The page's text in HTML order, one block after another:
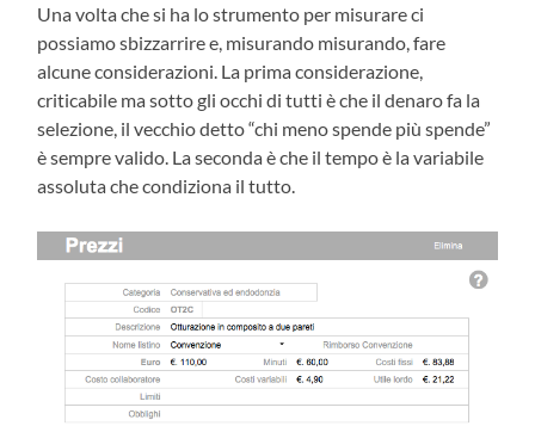
Una volta che si ha lo strumento per misurare ci
possiamo sbizzarrire e, misurando misurando, fare
alcune considerazioni. La prima considerazione,
criticabile ma sotto gli occhi di tutti è che il denaro fa la
selezione, il vecchio detto “chi meno spende più spende”
è sempre valido. La seconda è che il tempo è la variabile
assoluta che condiziona il tutto.